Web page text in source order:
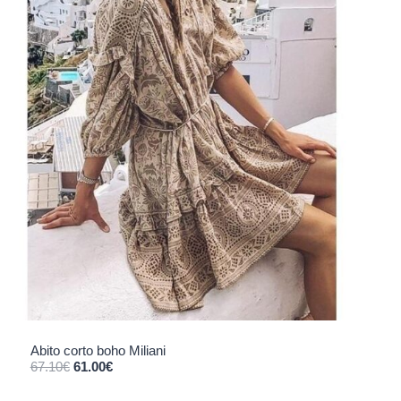
Abito corto boho Miliani
67.10€ Il prezzo originale era: 67.10€.
61.00€Il prezzo attuale è: 61.00€.